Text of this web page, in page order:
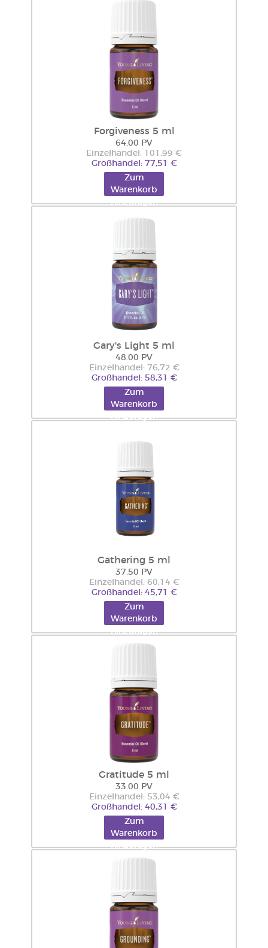
Forgiveness 5 ml
64.00 PV
Einzelhandel: 101,99 €
Großhandel: 77,51 €
Zum
Warenkorb
hinzufügen
Gary's Light 5 ml
48.00 PV
Einzelhandel: 76,72 €
Großhandel: 58,31 €
Zum
Warenkorb
hinzufügen
Gathering 5 ml
37.50 PV
Einzelhandel: 60,14 €
Großhandel: 45,71 €
Zum
Warenkorb
hinzufügen
Gratitude 5 ml
33.00 PV
Einzelhandel: 53,04 €
Großhandel: 40,31 €
Zum
Warenkorb
hinzufügen